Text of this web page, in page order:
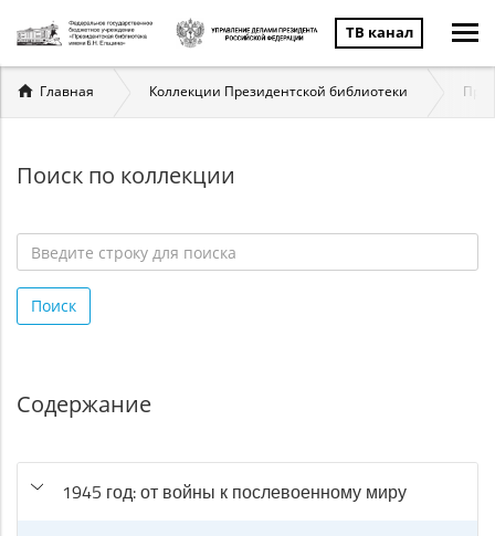
ТВ канал
Вы
здесь
Главная Коллекции Президентской библиотеки
Поиск по коллекции
строку
для
Поиск
Содержание
1945 год: от войны к послевоенному миру